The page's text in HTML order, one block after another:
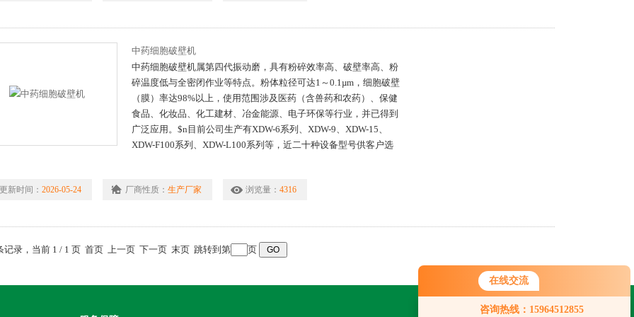
在线交流
咨询热线：15964512855
中药细胞破壁机
中药细胞破壁机属第四代振动磨，具有粉碎效率高、破壁率高、粉
碎温度低与全密闭作业等特点。粉体粒径可达1～0.1µm，细胞破壁
（膜）率达98%以上，使用范围涉及医药（含兽药和农药）、保健
食品、化妆品、化工建材、冶金能源、电子环保等行业，并已得到
广泛应用。$n目前公司生产有XDW-6系列、XDW-9、XDW-15、
XDW-F100系列、XDW-L100系列等，近二十种设备型号供客户选
更新时间： 2026-05-24 厂商性质： 生产厂家 浏览量： 4316
记录，当前 1 / 1 页 首页 上一页 下一页 末页 跳转到第 页